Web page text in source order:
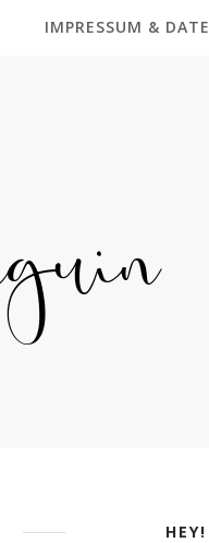
IMPRESSUM &
HEY!